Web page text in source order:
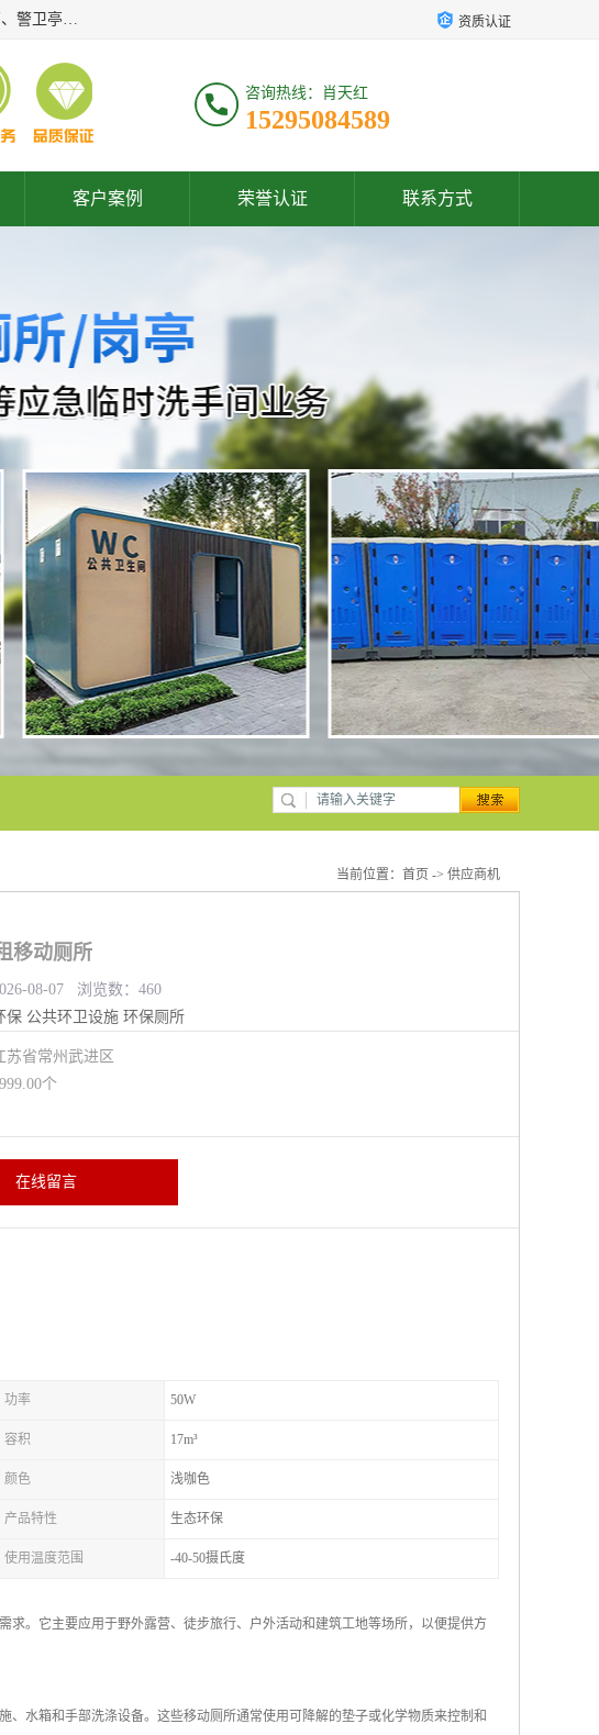
常州润隆环保科技有限公司是长期从事各类生态移动公厕制造的专业性实体企业，同时也生产制造各类售货亭、报刊亭、警卫亭等，我公司将尽全力为各用户在设计、制造、服务上提供快捷满意的全程服务，本公司愿与各用户携手共创辉煌业绩。主要产品：移动厕所;、生态厕所、 环保厕所、 流动厕所、商亭、岗亭、活动板房、移动厕所租赁等； 资质认证
咨询热线：肖天红
15295084589
客户案例 荣誉认证 联系方式
当前位置： 首页 -> 供应商机
移动厕所
08-07 浏览数：460
保 公共环卫设施 环保厕所
苏省常州武进区
个
在线留言
功率 50W
容积 17m³
颜色 浅咖色
产品特性 生态环保
使用温度范围 -40-50摄氏度
。它主要应用于野外露营、徒步旅行、户外活动和建筑工地等场所，以便提供方
水箱和手部洗涤设备。这些移动厕所通常使用可降解的垫子或化学物质来控制和